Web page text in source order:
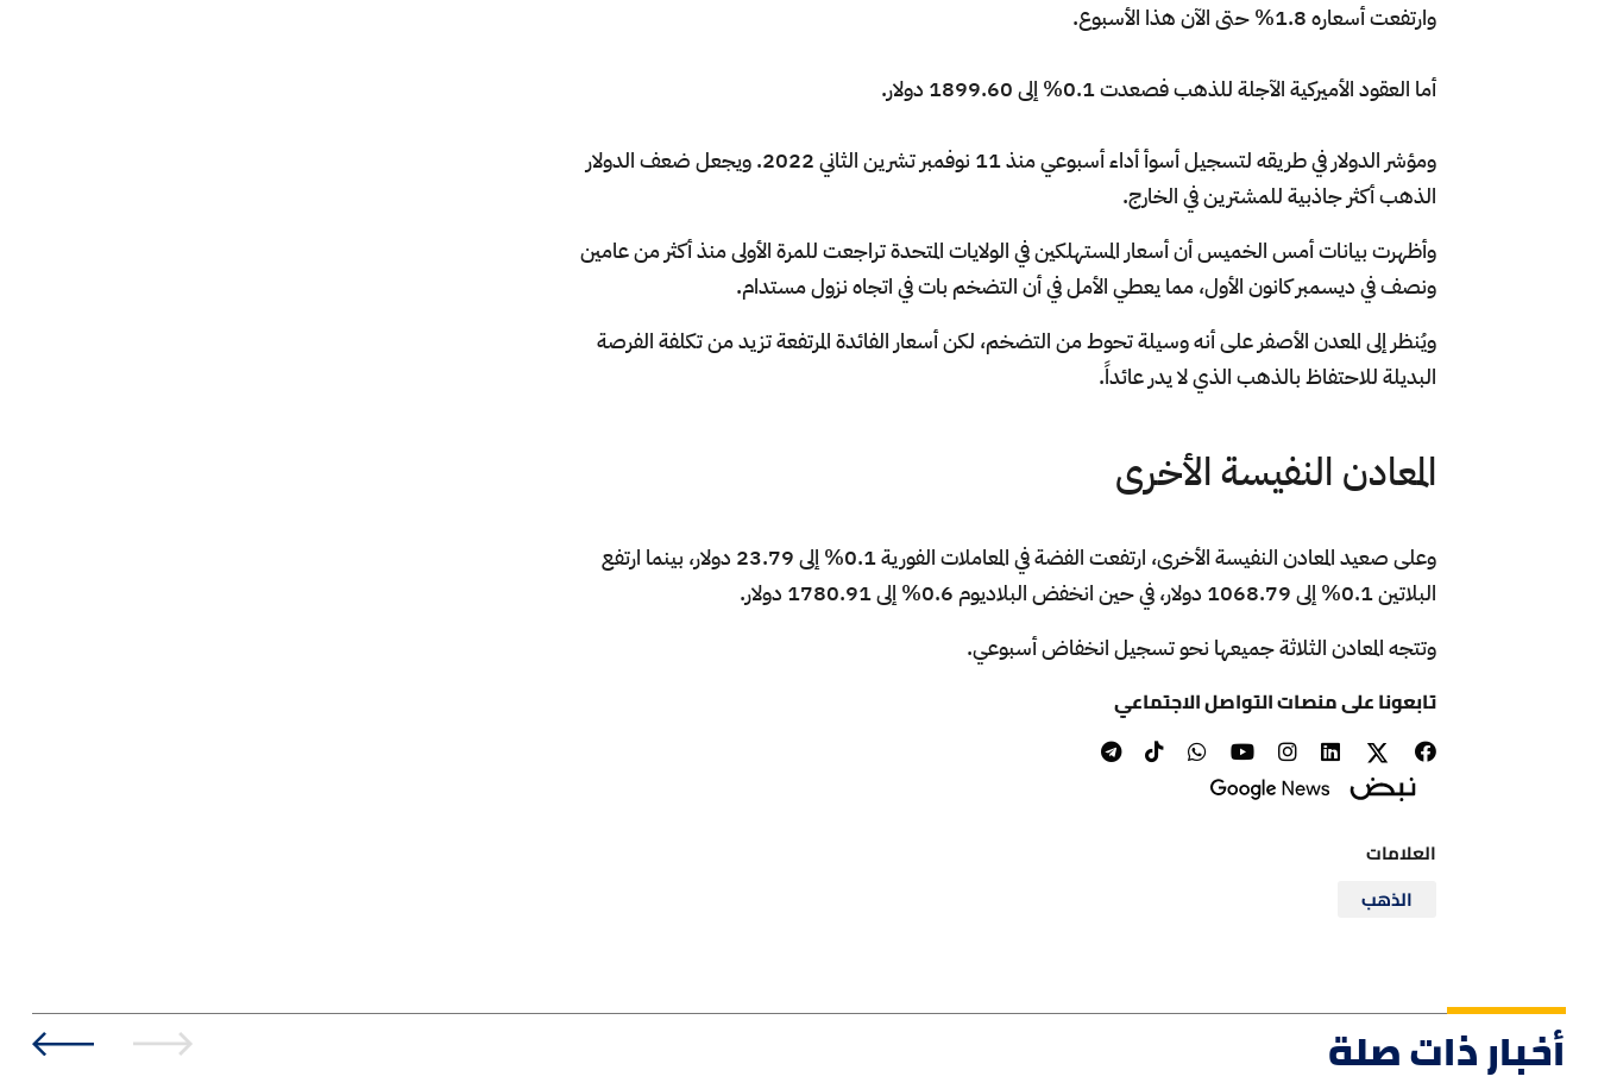
وارتفعت أسعاره 1.8% حتى الآن هذا الأسبوع.
أما العقود الأميركية الآجلة للذهب فصعدت 0.1% إلى 1899.60 دولار.
ومؤشر الدولار في طريقه لتسجيل أسوأ أداء أسبوعي منذ 11 نوفمبر تشرين الثاني 2022. ويجعل ضعف الدولار
الذهب أكثر جاذبية للمشترين في الخارج.
وأظهرت بيانات أمس الخميس أن أسعار المستهلكين في الولايات المتحدة تراجعت للمرة الأولى منذ أكثر من عامين
ونصف في ديسمبر كانون الأول، مما يعطي الأمل في أن التضخم بات في اتجاه نزول مستدام.
ويُنظر إلى المعدن الأصفر على أنه وسيلة تحوط من التضخم، لكن أسعار الفائدة المرتفعة تزيد من تكلفة الفرصة
البديلة للاحتفاظ بالذهب الذي لا يدر عائداً.
المعادن النفيسة الأخرى
وعلى صعيد المعادن النفيسة الأخرى، ارتفعت الفضة في المعاملات الفورية 0.1% إلى 23.79 دولار، بينما ارتفع
البلاتين 0.1% إلى 1068.79 دولار، في حين انخفض البلاديوم 0.6% إلى 1780.91 دولار.
وتتجه المعادن الثلاثة جميعها نحو تسجيل انخفاض أسبوعي.
تابعونا على منصات التواصل الاجتماعي
العلامات
الذهب
أخبار ذات صلة